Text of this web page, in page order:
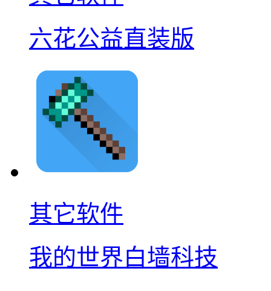
六花公益直装版
其它软件
我的世界白墙科技